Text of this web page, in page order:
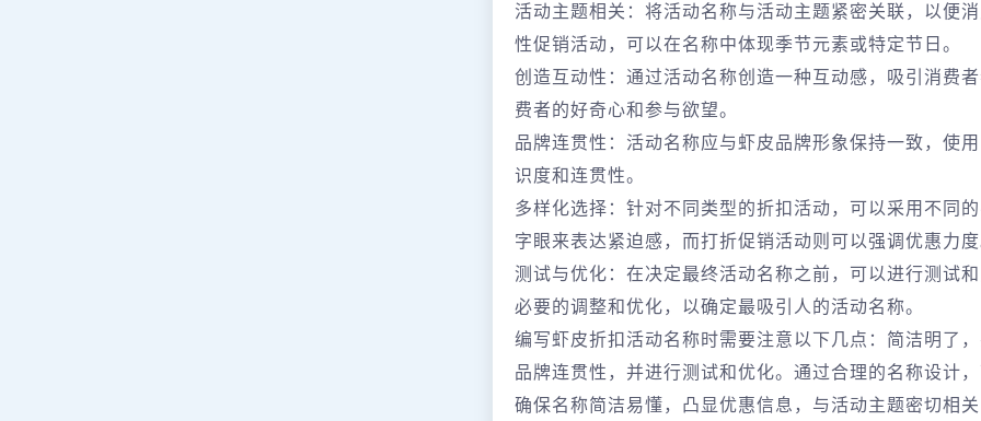
活动主题相关：将活动名称与活动主题紧密关联，以便
性促销活动，可以在名称中体现季节元素或特定节日。
创造互动性：通过活动名称创造一种互动感，吸引消费
费者的好奇心和参与欲望。
品牌连贯性：活动名称应与虾皮品牌形象保持一致，使
识度和连贯性。
多样化选择：针对不同类型的折扣活动，可以采用不同
字眼来表达紧迫感，而打折促销活动则可以强调优惠力
测试与优化：在决定最终活动名称之前，可以进行测试
必要的调整和优化，以确定最吸引人的活动名称。
编写虾皮折扣活动名称时需要注意以下几点：简洁明了
品牌连贯性，并进行测试和优化。通过合理的名称设计
确保名称简洁易懂，凸显优惠信息，与活动主题密切相